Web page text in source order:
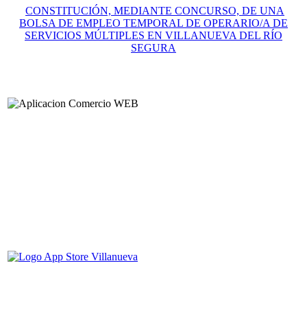
CONSTITUCIÓN, MEDIANTE CONCURSO, DE UNA
BOLSA DE EMPLEO TEMPORAL DE OPERARIO/A DE
SERVICIOS MÚLTIPLES EN VILLANUEVA DEL RÍO
SEGURA